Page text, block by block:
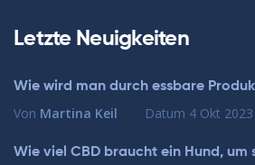
Letzte Neuigkeiten
Wie wird man durch essbare
Von Martina Keil Datum 4 Okt 2023
Wie viel CBD braucht ein Hund, um